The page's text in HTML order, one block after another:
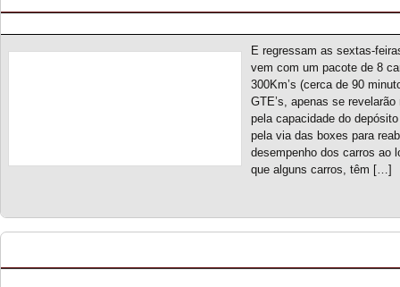
E regressam as sextas-
vem com um pacote de 8
300Km’s (cerca de 90
GTE’s, apenas se
pela capacidade do
pela via das boxes para
desempenho dos carros ao
que alguns carros, têm […]